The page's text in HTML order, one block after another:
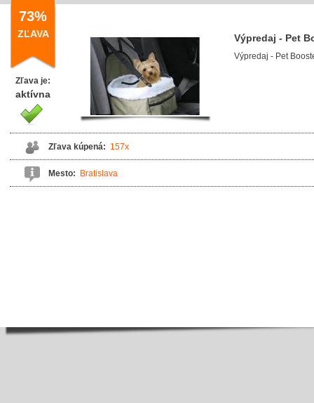
73%
ZĽAVA
Zľava je:
aktívna
Výpredaj - Pet
Výpredaj - Pet
Zľava kúpená: 157x
Mesto: Bratislava